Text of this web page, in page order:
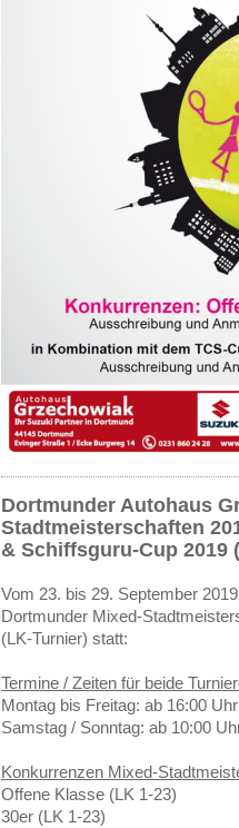
Dortmunder Autohaus
Stadtmeisterschaften
& Schiffsguru-Cup 2019
Vom 23. bis 29. September
Dortmunder Mixed-
(LK-Turnier) statt:
Termine / Zeiten für beide
Montag bis Freitag: ab 16:00 Uhr
Samstag / Sonntag: ab 10:00
Konkurrenzen Mixed-
Offene Klasse (LK 1-23)
30er (LK 1-23)